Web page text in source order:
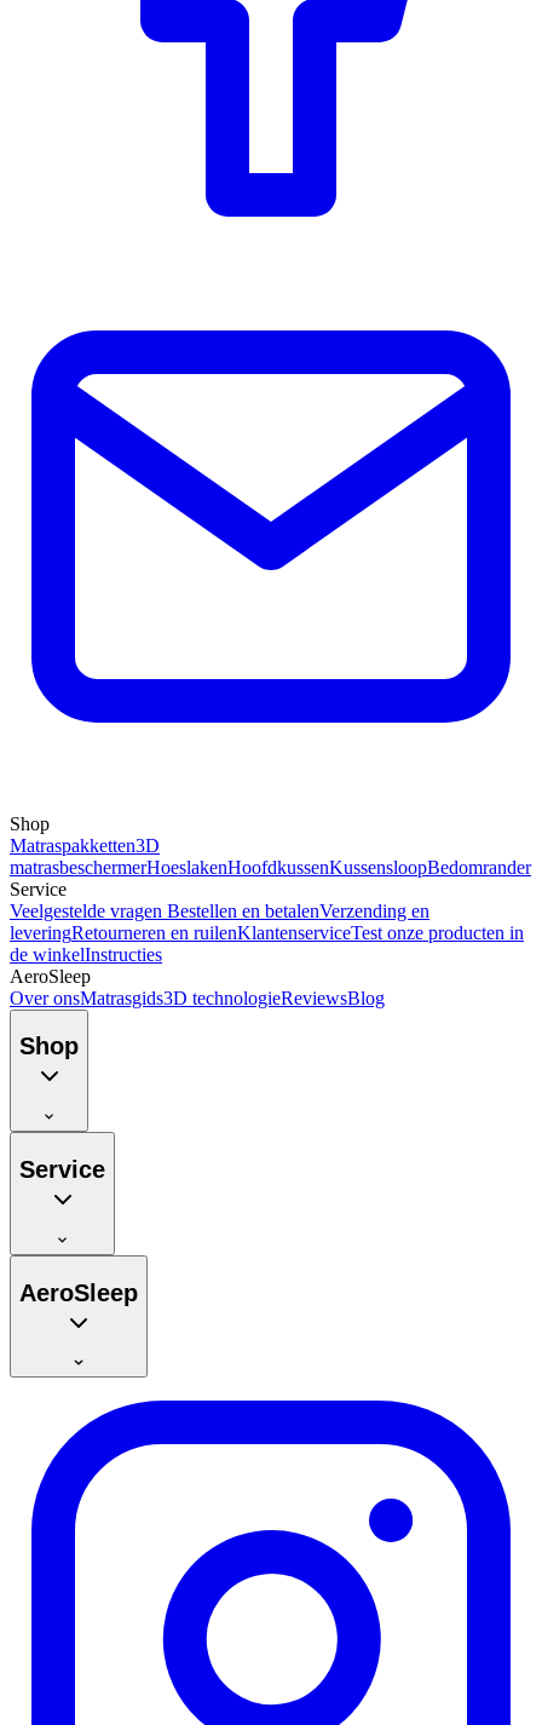
Shop
Matraspakketten3D
matrasbeschermerHoeslakenHoofdkussenKussensloopBedomrander
Service
Veelgestelde vragen Bestellen en betalenVerzending en
leveringRetourneren en ruilenKlantenserviceTest onze producten in
de winkelInstructies
AeroSleep
Over onsMatrasgids3D technologieReviewsBlog
Shop
Service
AeroSleep